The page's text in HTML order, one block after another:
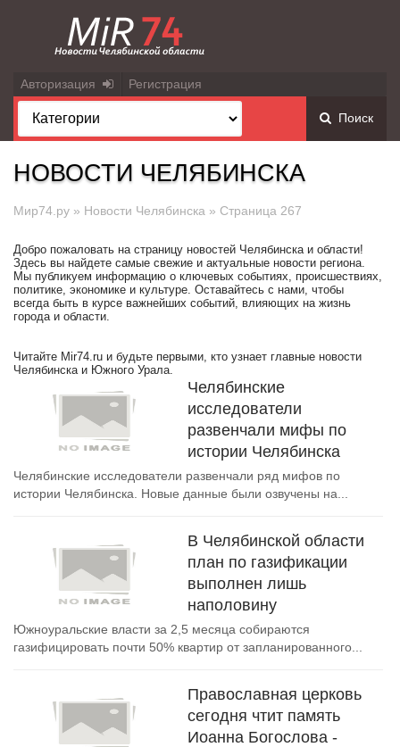
Авторизация Регистрация
Поиск
НОВОСТИ ЧЕЛЯБИНСКА
Мир74.ру » Новости Челябинска » Страница 267
Добро пожаловать на страницу новостей Челябинска и области!
Здесь вы найдете самые свежие и актуальные новости региона.
Мы публикуем информацию о ключевых событиях, происшествиях,
политике, экономике и культуре. Оставайтесь с нами, чтобы
всегда быть в курсе важнейших событий, влияющих на жизнь
города и области.
Читайте Mir74.ru и будьте первыми, кто узнает главные новости
Челябинска и Южного Урала.
Челябинские
исследователи
развенчали мифы по
истории Челябинска
Челябинские исследователи развенчали ряд мифов по
истории Челябинска. Новые данные были озвучены на...
В Челябинской области
план по газификации
выполнен лишь
наполовину
Южноуральские власти за 2,5 месяца собираются
газифицировать почти 50% квартир от запланированного...
Православная церковь
сегодня чтит память
Иоанна Богослова -